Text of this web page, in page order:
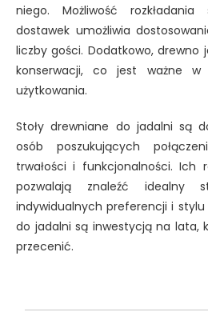
niego. Możliwość
dostawek umożliwia
liczby gości. Dodatkowo, drewno
konserwacji, co jest ważne w
użytkowania.
Stoły drewniane do jadalni są
osób poszukujących
trwałości i funkcjonalności. Ich
pozwalają znaleźć idealny
indywidualnych preferencji i stylu
do jadalni są inwestycją na lata,
przecenić.